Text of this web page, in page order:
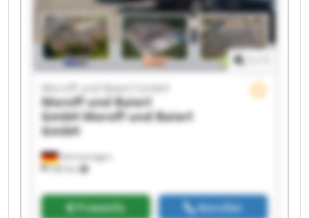
Hermaringen
340 km
Moroff und Baierl GmbH
Moroff und Baierl
GmbHMoroff und Baierl
GmbH
Preisinfo Anrufen